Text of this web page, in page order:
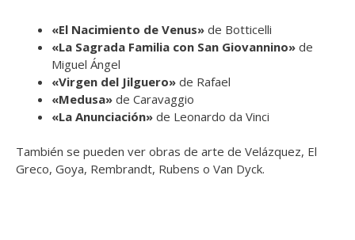
«El Nacimiento de Venus» de Botticelli
«La Sagrada Familia con San Giovannino» de
Miguel Ángel
«Virgen del Jilguero» de Rafael
«Medusa» de Caravaggio
«La Anunciación» de Leonardo da Vinci
También se pueden ver obras de arte de Velázquez, El
Greco, Goya, Rembrandt, Rubens o Van Dyck.